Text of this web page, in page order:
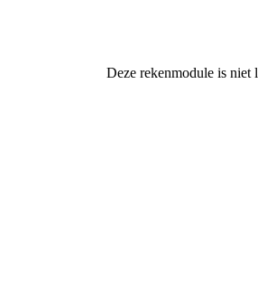
Deze rekenmodule is niet